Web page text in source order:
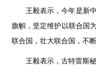
王毅表示，今年是新
旗帜，坚定维护以联合国
联合国，壮大联合国，不
王毅表示，古特雷斯